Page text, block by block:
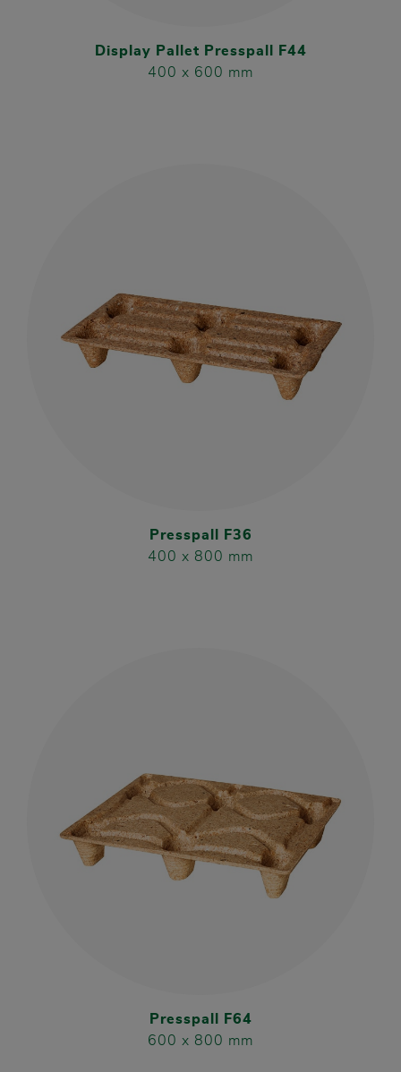
Display Pallet Presspall F44
400 x 600 mm
Presspall F36
400 x 800 mm
Presspall F64
600 x 800 mm